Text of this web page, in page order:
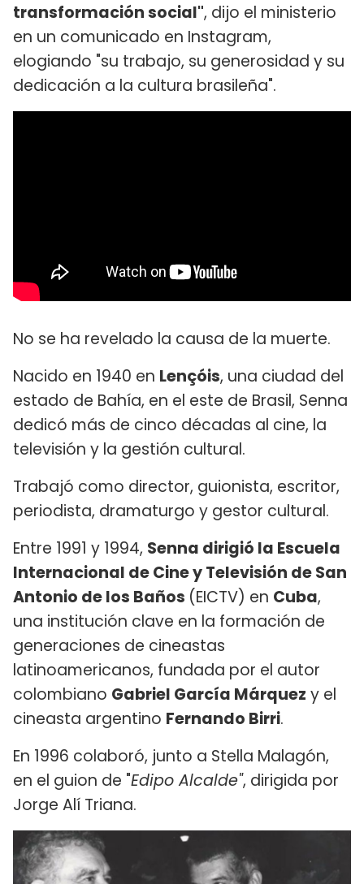
transformación social", dijo el ministerio
en un comunicado en Instagram,
elogiando "su trabajo, su generosidad y su
dedicación a la cultura brasileña".
No se ha revelado la causa de la muerte.
Nacido en 1940 en Lençóis, una ciudad del
estado de Bahía, en el este de Brasil, Senna
dedicó más de cinco décadas al cine, la
televisión y la gestión cultural.
Trabajó como director, guionista, escritor,
periodista, dramaturgo y gestor cultural.
Entre 1991 y 1994, Senna dirigió la Escuela
Internacional de Cine y Televisión de San
Antonio de los Baños (EICTV) en Cuba,
una institución clave en la formación de
generaciones de cineastas
latinoamericanos, fundada por el autor
colombiano Gabriel García Márquez y el
cineasta argentino Fernando Birri.
En 1996 colaboró, junto a Stella Malagón,
en el guion de "Edipo Alcalde", dirigida por
Jorge Alí Triana.